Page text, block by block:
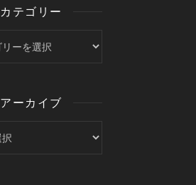
カテゴリー
アーカイブ